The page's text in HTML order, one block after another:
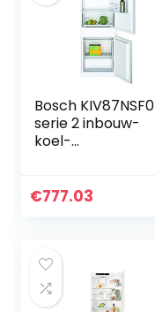
Bosch KIV87NSF0
serie 2 inbouw-
koel-
l koelen + 69 l
LowFrost minder
vaak ontdooien,
BigBox ruimte voor
€777.03